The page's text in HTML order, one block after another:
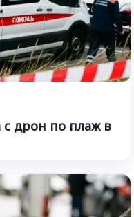
с дрон по плаж в